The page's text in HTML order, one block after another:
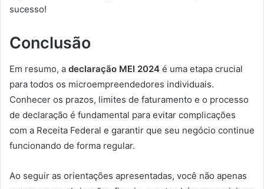
sucesso!
Conclusão
Em resumo, a declaração MEI 2024 é uma etapa crucial
para todos os microempreendedores individuais.
Conhecer os prazos, limites de faturamento e o processo
de declaração é fundamental para evitar complicações
com a Receita Federal e garantir que seu negócio continue
funcionando de forma regular.
Ao seguir as orientações apresentadas, você não apenas